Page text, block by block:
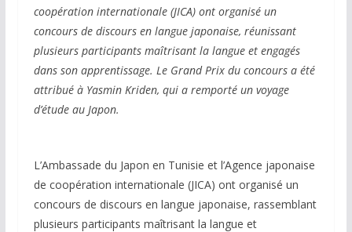
coopération internationale (JICA) ont organisé un
concours de discours en langue japonaise, réunissant
plusieurs participants maîtrisant la langue et engagés
dans son apprentissage. Le Grand Prix du concours a été
attribué à Yasmin Kriden, qui a remporté un voyage
d’étude au Japon.
L’Ambassade du Japon en Tunisie et l’Agence japonaise
de coopération internationale (JICA) ont organisé un
concours de discours en langue japonaise, rassemblant
plusieurs participants maîtrisant la langue et